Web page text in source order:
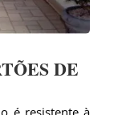
DE
é resistente à